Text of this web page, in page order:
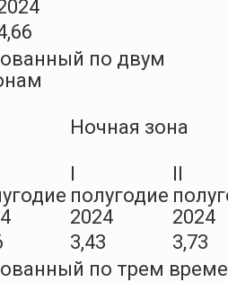
по двум
Ночная зона
полугодие
2024
2024
3,43
3,73
по трем